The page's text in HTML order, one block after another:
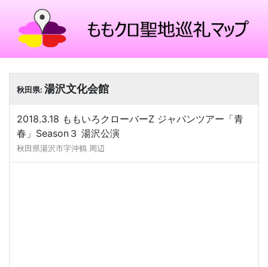
秋田県: 湯沢文化会館
2018.3.18 ももいろクローバーZ ジャパンツアー「青
春」Season３ 湯沢公演
秋田県湯沢市字沖鶴 周辺